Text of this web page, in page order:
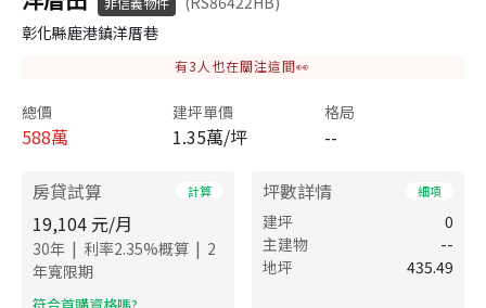
彰化縣鹿港鎮洋厝巷
有3 人也在關注這間👀
總價
588萬
建坪單價
1.35萬/坪
格局
--
房貸試算 計算
19,104 元/月
30年 | 利率2.35%概算 | 2
年寬限期
坪數詳情 細項
建坪
0
主建物
--
地坪
435.49